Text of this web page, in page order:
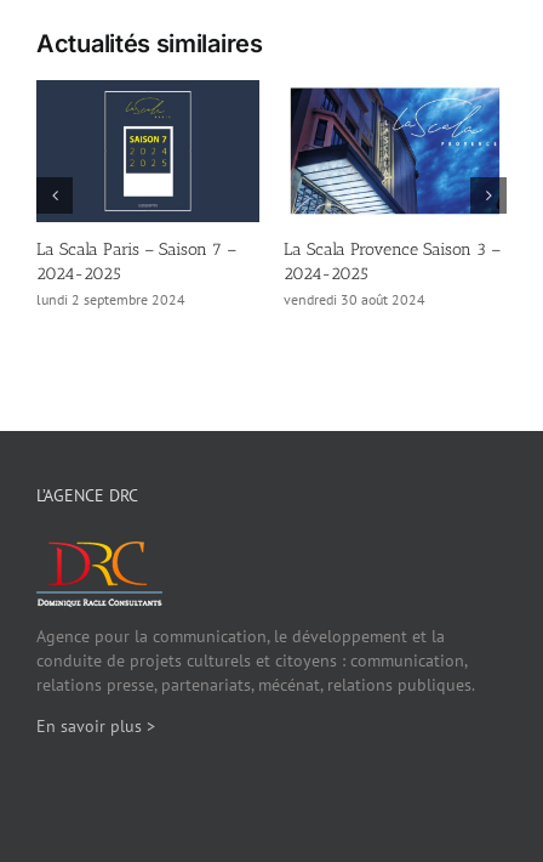
Actualités similaires
La Scala Paris – Saison 7 –
2024-2025
lundi 2 septembre 2024
La Scala Provence Saison 3 –
2024-2025
vendredi 30 août 2024
L’AGENCE DRC
Agence pour la communication, le développement et la
conduite de projets culturels et citoyens : communication,
relations presse, partenariats, mécénat, relations publiques.
En savoir plus >